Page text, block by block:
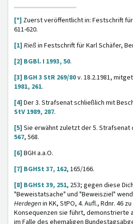
[*] Zuerst veröffentlicht in: Festschrift
611-620.
[1] Rieß in Festschrift für Karl Schäfer,
[2] BGBl. I 1993, 50.
[3] BGH 3 StR 269/80v. 18.2.1981,
1981, 261.
[4] Der 3. Strafsenat schließlich mit
StV 1989, 287.
[5] Sie erwähnt zuletzt der 5. Strafsenat
567, 568.
[6] BGH a.a.O.
[7] BGHSt 37, 162, 165/166.
[8] BGHSt 39, 251, 253; gegen diese
"Beweistatsache" und "Beweisziel"
Herdegenin KK, StPO, 4. Aufl., Rdnr. 46
Konsequenzen sie führt, demonstrierte